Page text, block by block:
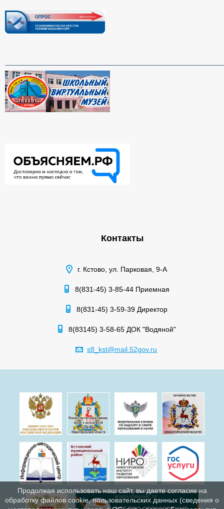
Контакты
г. Кстово, ул. Парковая, 9-А
8(831-45) 3-85-44 Приемная
8(831-45) 3-59-39 Директор
8(83145) 3-58-65 ДОК "Водяной"
s8_kst@mail.52gov.ru
Продолжая использовать наш сайт, вы даете согласие на
обработку файлов cookie, пользовательских данных (сведения о